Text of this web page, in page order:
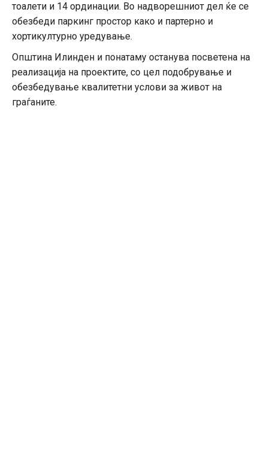
тоалети и 14 ординации. Во надворешниот дел ќе се
обезбеди паркинг простор како и партерно и
хортикултурно уредување.
Општина Илинден и понатаму останува посветена на
реализација на проектите, со цел подобрување и
обезбедување квалитетни услови за живот на
граѓаните.